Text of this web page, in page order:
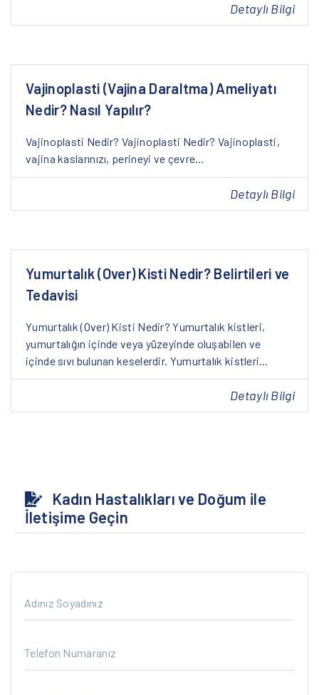
Detaylı Bilgi
Vajinoplasti (Vajina Daraltma) Ameliyatı
Nedir? Nasıl Yapılır?
Vajinoplasti Nedir? Vajinoplasti Nedir? Vajinoplasti,
vajina kaslarınızı, perineyi ve çevre…
Detaylı Bilgi
Yumurtalık (Over) Kisti Nedir? Belirtileri ve
Tedavisi
Yumurtalık (Over) Kisti Nedir? Yumurtalık kistleri,
yumurtalığın içinde veya yüzeyinde oluşabilen ve
içinde sıvı bulunan keselerdir. Yumurtalık kistleri…
Detaylı Bilgi
Kadın Hastalıkları ve Doğum ile
İletişime Geçin
Adınız Soyadınız
Telefon Numaranız